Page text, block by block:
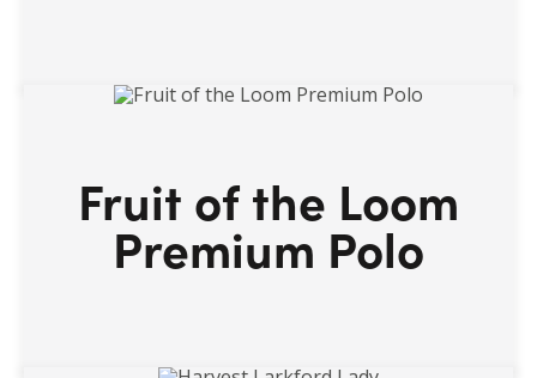
Fruit of the Loom
Premium Polo